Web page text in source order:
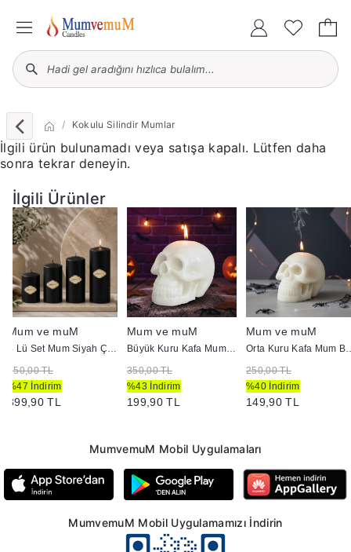
Kokulu Silindir Mumlar
İlgili ürün bulunamadı veya satışa kapalı. Lütfen daha
sonra tekrar deneyin.
İlgili Ürünler
Mum ve muM
4 Lü Set Mum Siyah Çap :5 cm
750,00 TL
%47 İndirim
399,90 TL
Mum ve muM
Büyük Kuru Kafa Mum Beyaz
350,00 TL
%43 İndirim
199,90 TL
Mum ve muM
Orta Kuru
250,00 TL
%40 İndirim
149,90 TL
MumvemuM Mobil Uygulamaları
MumvemuM Mobil Uygulamamızı İndirin